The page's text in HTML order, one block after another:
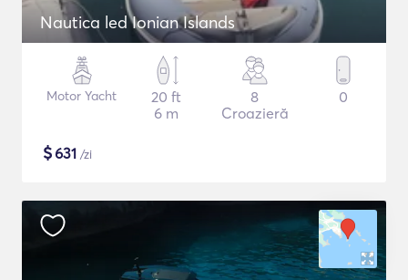
Nautica led Ionian Islands
Motor Yacht
20 ft
6 m
8
Croazieră
0
$631 /zi